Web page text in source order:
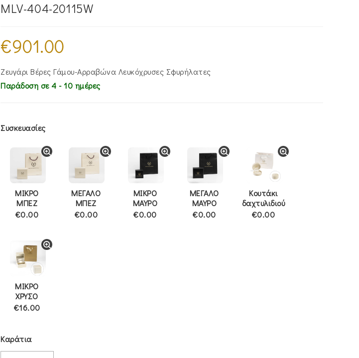
MLV-404-20115W
€901.00
Ζευγάρι Βέρες Γάμου-Αρραβώνα Λευκόχρυσες Σφυρήλατες
Παράδοση σε 4 - 10 ημέρες
Συσκευασίες
ΜΙΚΡΟ
ΜΠΕΖ
€0.00
ΜΕΓΑΛΟ
ΜΠΕΖ
€0.00
ΜΙΚΡΟ
ΜΑΥΡΟ
€0.00
ΜΕΓΑΛΟ
ΜΑΥΡΟ
€0.00
Κουτάκι
δαχτυλιδιού
€0.00
ΜΙΚΡΟ
ΧΡΥΣΟ
€16.00
Καράτια